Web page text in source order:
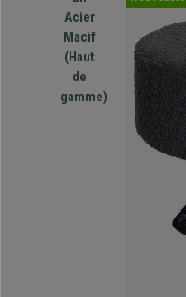
Acier
Macif
(Haut
de
gamme)